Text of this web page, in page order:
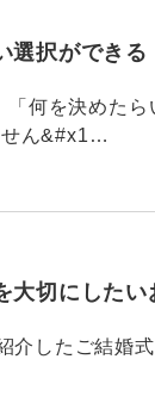
選択ができる
何を決めた
せん&#x1…
大切にしたい
したご結婚